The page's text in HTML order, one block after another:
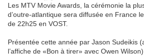
Les MTV Movie Awards, la cérémonie la
d’outre-atlantique sera diffusée en France
de 22h25 en VOST.
Présentée cette année par Jason Sudeikis
l’affiche de «Bon à tirer» avec Owen